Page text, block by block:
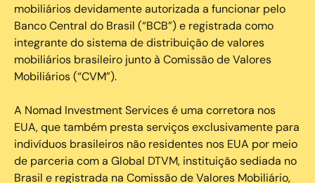
mobiliários devidamente autorizada a funcionar pelo
Banco Central do Brasil (“BCB”) e registrada como
integrante do sistema de distribuição de valores
mobiliários brasileiro junto à Comissão de Valores
Mobiliários (“CVM”).
‍A Nomad Investment Services é uma corretora nos
EUA, que também presta serviços exclusivamente para
indivíduos brasileiros não residentes nos EUA por meio
de parceria com a Global DTVM, instituição sediada no
Brasil e registrada na Comissão de Valores Mobiliário,